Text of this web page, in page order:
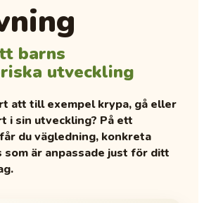
barns
utveckling
att till exempel krypa, gå eller
i sin utveckling? På ett
du vägledning, konkreta
som är anpassade just för ditt